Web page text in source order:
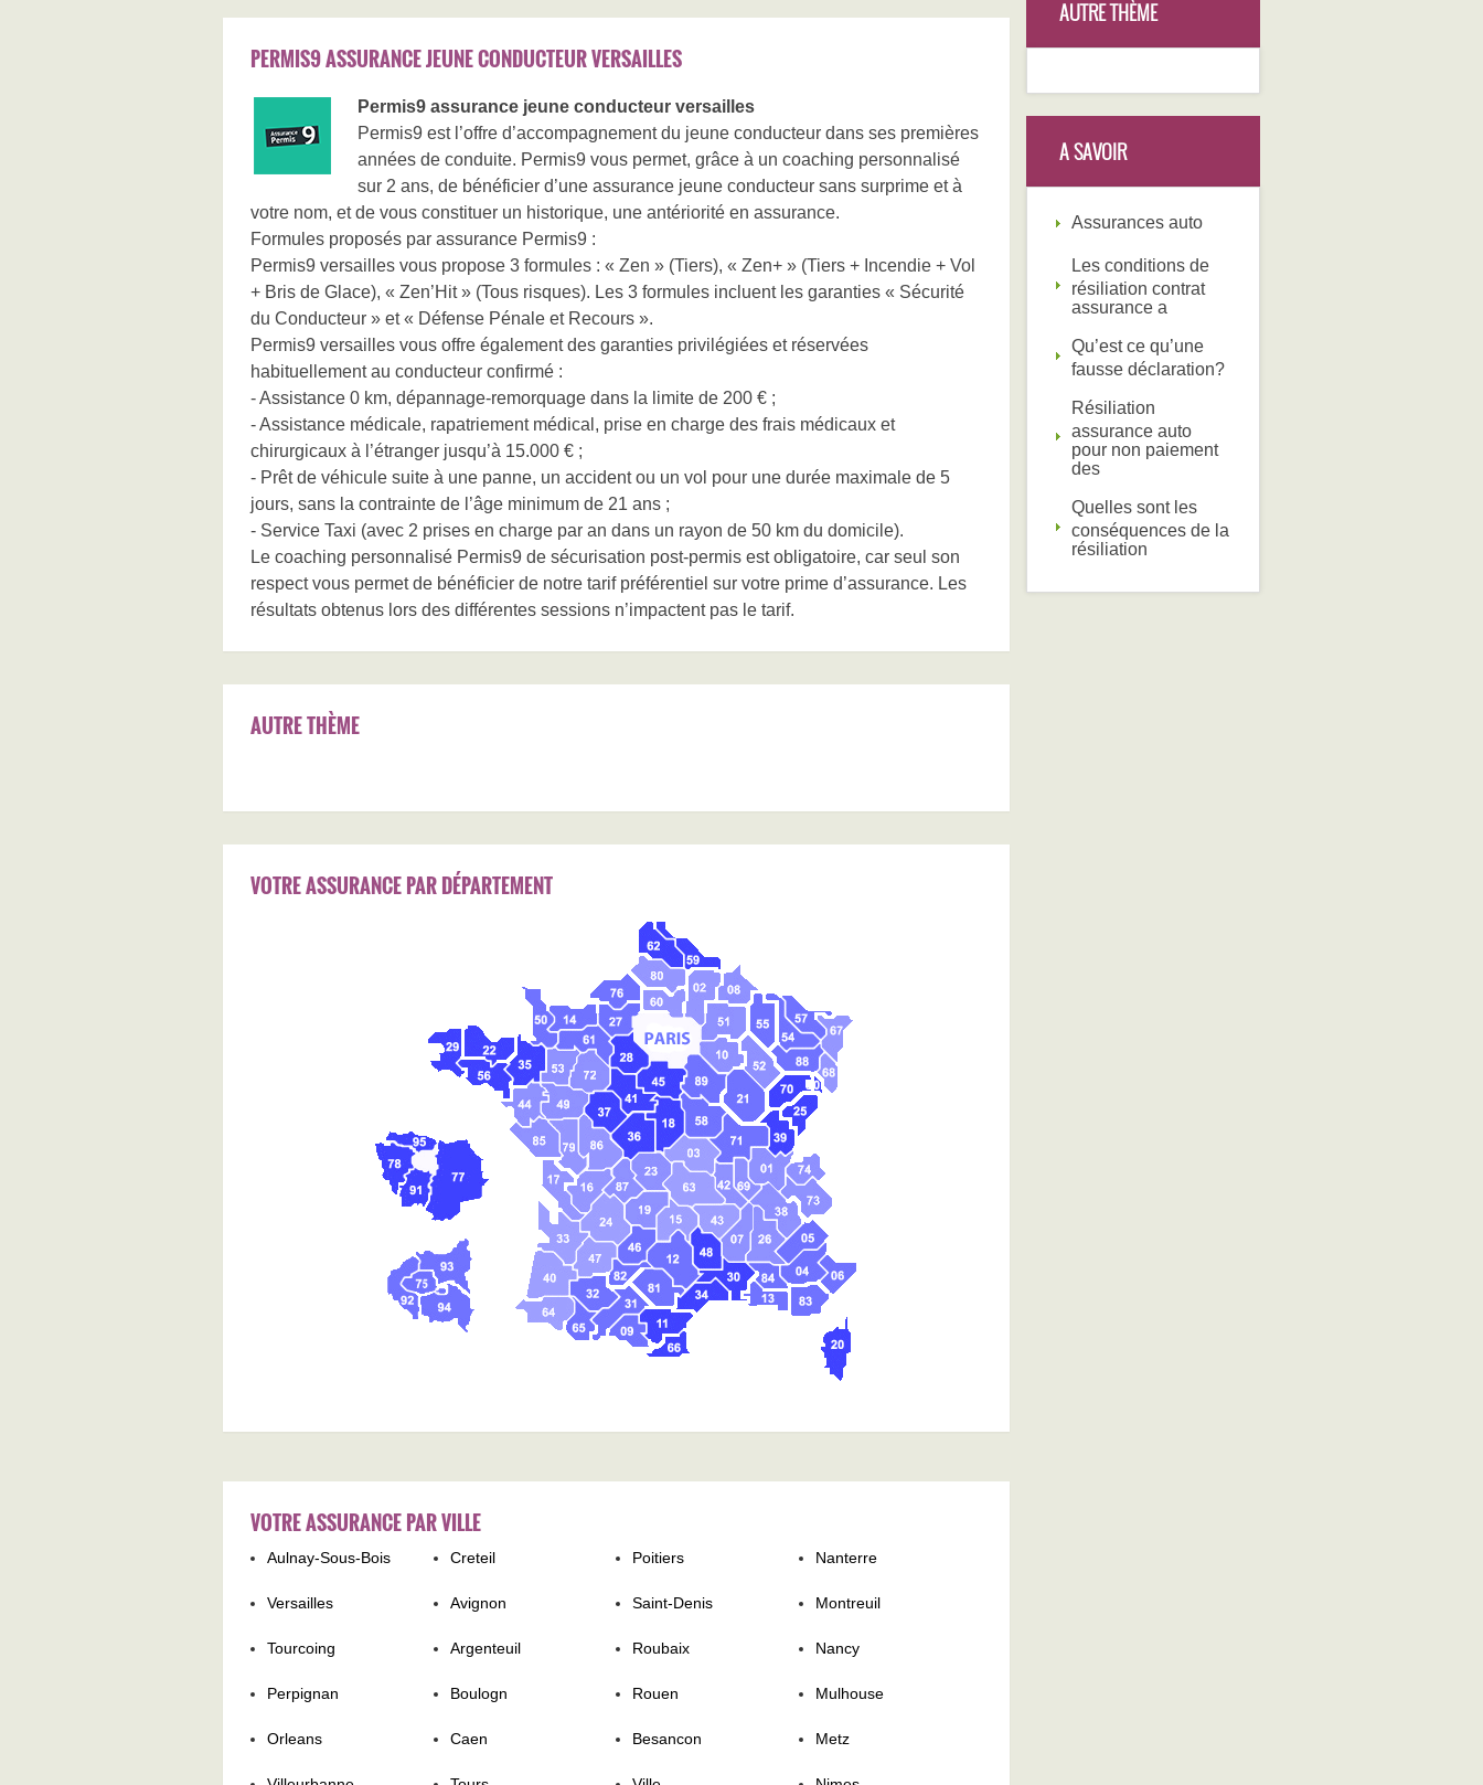
PERMIS9 ASSURANCE JEUNE CONDUCTEUR VERSAILLES
Permis9 assurance jeune conducteur versailles
Permis9 est l’offre d’accompagnement du jeune conducteur dans ses premières
années de conduite. Permis9 vous permet, grâce à un coaching personnalisé
sur 2 ans, de bénéficier d’une assurance jeune conducteur sans surprime et à
votre nom, et de vous constituer un historique, une antériorité en assurance.
Formules proposés par assurance Permis9 :
Permis9 versailles vous propose 3 formules : « Zen » (Tiers), « Zen+ » (Tiers + Incendie + Vol
+ Bris de Glace), « Zen’Hit » (Tous risques). Les 3 formules incluent les garanties « Sécurité
du Conducteur » et « Défense Pénale et Recours ».
Permis9 versailles vous offre également des garanties privilégiées et réservées
habituellement au conducteur confirmé :
- Assistance 0 km, dépannage-remorquage dans la limite de 200 € ;
- Assistance médicale, rapatriement médical, prise en charge des frais médicaux et
chirurgicaux à l’étranger jusqu’à 15.000 € ;
- Prêt de véhicule suite à une panne, un accident ou un vol pour une durée maximale de 5
jours, sans la contrainte de l’âge minimum de 21 ans ;
- Service Taxi (avec 2 prises en charge par an dans un rayon de 50 km du domicile).
Le coaching personnalisé Permis9 de sécurisation post-permis est obligatoire, car seul son
respect vous permet de bénéficier de notre tarif préférentiel sur votre prime d’assurance. Les
résultats obtenus lors des différentes sessions n’impactent pas le tarif.
AUTRE THÈME
VOTRE ASSURANCE PAR DÉPARTEMENT
VOTRE ASSURANCE PAR VILLE
Aulnay-Sous-Bois Creteil Poitiers Nanterre
Versailles Avignon Saint-Denis Montreuil
Tourcoing Argenteuil Roubaix Nancy
Perpignan Boulogn Rouen Mulhouse
Orleans Caen Besancon Metz
AUTRE THÈME
A SAVOIR
Assurances auto
Les conditions de
résiliation contrat
assurance a
Qu’est ce qu’une
fausse déclaration?
Résiliation
assurance auto
pour non paiement
des
Quelles sont les
conséquences de la
résiliation